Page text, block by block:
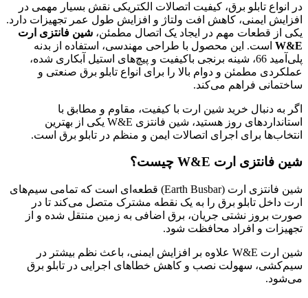
در انواع تابلو برق، کیفیت اتصالات الکتریکی نقش بسیار مهمی در
افزایش ایمنی، کاهش افت ولتاژ و افزایش طول عمر تجهیزات دارد.
یکی از قطعات مهم در ایجاد یک اتصال مطمئن، شین فانتزی ارت
W&E است. این محصول با طراحی مهندسی، استفاده از بدنه
پلی‌آمید 66، شینه برنجی باکیفیت و پیچ‌های استیل آبکاری شده،
عملکردی مطمئن و دوام بالا را برای انواع تابلو برق صنعتی و
ساختمانی فراهم می‌کند.
اگر به دنبال خرید شین ارت با کیفیت، مقاوم و مطابق با
استانداردهای روز هستید، شین فانتزی W&E یکی از بهترین
انتخاب‌ها برای اجرای اتصالات ایمن و منظم در تابلو برق است.
شین فانتزی ارت W&E چیست؟
شین فانتزی ارت (Earth Busbar) قطعه‌ای است که تمامی سیم‌های
ارت داخل تابلو برق را به یک نقطه مشترک متصل می‌کند تا در
صورت بروز نشتی جریان، برق اضافی به زمین منتقل شده و از
تجهیزات و افراد محافظت شود.
شین ارت W&E علاوه بر افزایش ایمنی، باعث نظم بیشتر در
سیم‌کشی، سهولت نصب و کاهش خطاهای اجرایی در تابلو برق
می‌شود.